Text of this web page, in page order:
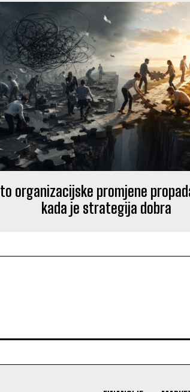
organizacijske promjene
kada je strategija dobra